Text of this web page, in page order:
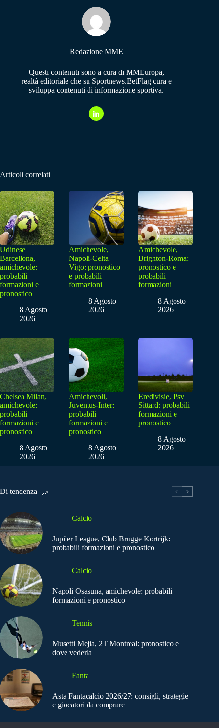
pp m
Redazione MME
Questi contenuti sono a cura di MMEuropa,
realtà editoriale che su Sportnews.BetFlag cura e
sviluppa contenuti di informazione sportiva.
Articoli correlati
Udinese
Barcellona,
amichevole:
probabili
formazioni e
pronostico
8 Agosto
2026
Amichevole,
Napoli-Celta
Vigo: pronostico
e probabili
formazioni
8 Agosto
2026
Amichevole,
Brighton-Roma:
pronostico e
probabili
formazioni
8 Agosto
2026
Chelsea Milan,
amichevole:
probabili
formazioni e
pronostico
8 Agosto
2026
Amichevoli,
Juventus-Inter:
probabili
formazioni e
pronostico
8 Agosto
2026
Eredivisie, Psv
Sittard: probabili
formazioni e
pronostico
8 Agosto
2026
Di tendenza
Calcio
Jupiler League, Club Brugge Kortrijk:
probabili formazioni e pronostico
Calcio
Napoli Osasuna, amichevole: probabili
formazioni e pronostico
Tennis
Musetti Mejia, 2T Montreal: pronostico e
dove vederla
Fanta
Asta Fantacalcio 2026/27: consigli, strategie
e giocatori da comprare